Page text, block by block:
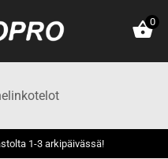
0
1-3 arkipäivässä!